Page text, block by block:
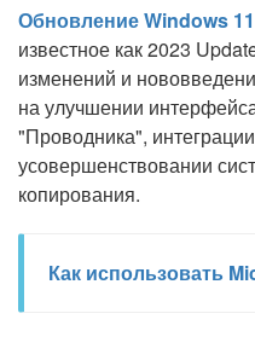
Обновление Windows
известное как 2023
изменений и
на улучшении
"Проводника",
усовершенствовании
копирования.
Как использовать